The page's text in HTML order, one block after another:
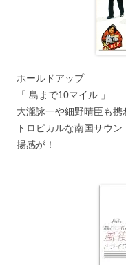
ホールドアップ
「 島まで10マイル 」
大瀧詠一や細野晴臣も携
トロピカルな南国サウ
揚感が！